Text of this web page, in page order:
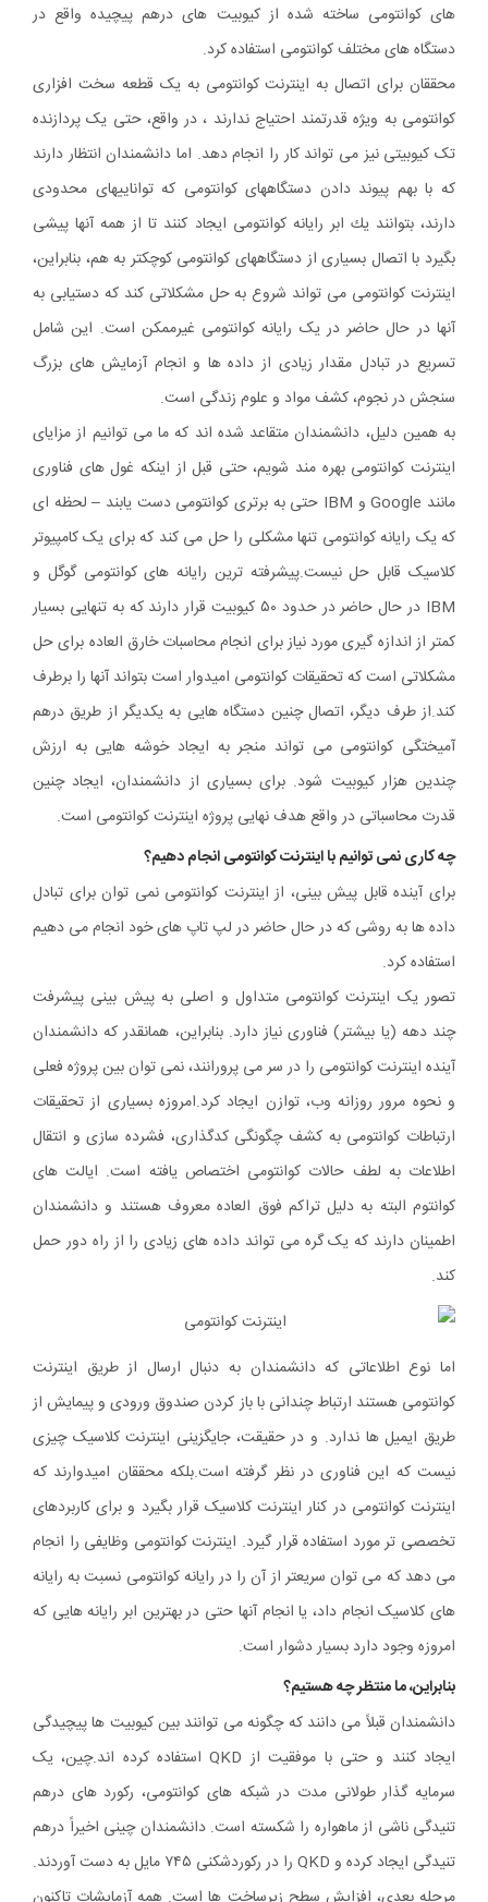
های کوانتومی ساخته شده از کیوبیت های درهم پیچیده واقع در
دستگاه های مختلف کوانتومی استفاده کرد.
محققان برای اتصال به اینترنت کوانتومی به یک قطعه سخت افزاری
کوانتومی به ویژه قدرتمند احتیاج ندارند ، در واقع، حتی یک پردازنده
تک کیوبیتی نیز می تواند کار را انجام دهد. اما دانشمندان انتظار دارند
كه با بهم پیوند دادن دستگاههای كوانتومی كه تواناییهای محدودی
دارند، بتوانند یك ابر رایانه كوانتومی ایجاد كنند تا از همه آنها پیشی
بگیرد با اتصال بسیاری از دستگاههای کوانتومی کوچکتر به هم، بنابراین،
اینترنت کوانتومی می تواند شروع به حل مشکلاتی کند که دستیابی به
آنها در حال حاضر در یک رایانه کوانتومی غیرممکن است. این شامل
تسریع در تبادل مقدار زیادی از داده ها و انجام آزمایش های بزرگ
سنجش در نجوم، کشف مواد و علوم زندگی است.
به همین دلیل، دانشمندان متقاعد شده اند که ما می توانیم از مزایای
اینترنت کوانتومی بهره مند شویم، حتی قبل از اینکه غول های فناوری
مانند Google و IBM حتی به برتری کوانتومی دست یابند – لحظه ای
که یک رایانه کوانتومی تنها مشکلی را حل می کند که برای یک کامپیوتر
کلاسیک قابل حل نیست.پیشرفته ترین رایانه های کوانتومی گوگل و
IBM در حال حاضر در حدود ۵۰ کیوبیت قرار دارند که به تنهایی بسیار
کمتر از اندازه گیری مورد نیاز برای انجام محاسبات خارق العاده برای حل
مشکلاتی است که تحقیقات کوانتومی امیدوار است بتواند آنها را برطرف
کند.از طرف دیگر، اتصال چنین دستگاه هایی به یکدیگر از طریق درهم
آمیختگی کوانتومی می تواند منجر به ایجاد خوشه هایی به ارزش
چندین هزار کیوبیت شود. برای بسیاری از دانشمندان، ایجاد چنین
قدرت محاسباتی در واقع هدف نهایی پروژه اینترنت کوانتومی است.
چه کاری نمی توانیم با اینترنت کوانتومی انجام دهیم؟
برای آینده قابل پیش بینی، از اینترنت کوانتومی نمی توان برای تبادل
داده ها به روشی که در حال حاضر در لپ تاپ های خود انجام می دهیم
استفاده کرد.
تصور یک اینترنت کوانتومی متداول و اصلی به پیش بینی پیشرفت
چند دهه (یا بیشتر) فناوری نیاز دارد. بنابراین، همانقدر که دانشمندان
آینده اینترنت کوانتومی را در سر می پرورانند، نمی توان بین پروژه فعلی
و نحوه مرور روزانه وب، توازن ایجاد کرد.امروزه بسیاری از تحقیقات
ارتباطات کوانتومی به کشف چگونگی کدگذاری، فشرده سازی و انتقال
اطلاعات به لطف حالات کوانتومی اختصاص یافته است. ایالت های
کوانتوم البته به دلیل تراکم فوق العاده معروف هستند و دانشمندان
اطمینان دارند که یک گره می تواند داده های زیادی را از راه دور حمل
کند.
اما نوع اطلاعاتی که دانشمندان به دنبال ارسال از طریق اینترنت
کوانتومی هستند ارتباط چندانی با باز کردن صندوق ورودی و پیمایش از
طریق ایمیل ها ندارد. و در حقیقت، جایگزینی اینترنت کلاسیک چیزی
نیست که این فناوری در نظر گرفته است.بلکه محققان امیدوارند که
اینترنت کوانتومی در کنار اینترنت کلاسیک قرار بگیرد و برای کاربردهای
تخصصی تر مورد استفاده قرار گیرد. اینترنت کوانتومی وظایفی را انجام
می دهد که می توان سریعتر از آن را در رایانه کوانتومی نسبت به رایانه
های کلاسیک انجام داد، یا انجام آنها حتی در بهترین ابر رایانه هایی که
امروزه وجود دارد بسیار دشوار است.
بنابراین، ما منتظر چه هستیم؟
دانشمندان قبلاً می دانند که چگونه می توانند بین کیوبیت ها پیچیدگی
ایجاد کنند و حتی با موفقیت از QKD استفاده کرده اند.چین، یک
سرمایه گذار طولانی مدت در شبکه های کوانتومی، رکورد های درهم
تنیدگی ناشی از ماهواره را شکسته است. دانشمندان چینی اخیراً درهم
تنیدگی ایجاد کرده و QKD را در رکوردشکنی ۷۴۵ مایل به دست آوردند.